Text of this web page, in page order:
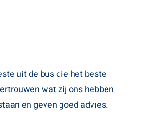
uit de bus die het beste
wat zij ons hebben
en geven goed advies.